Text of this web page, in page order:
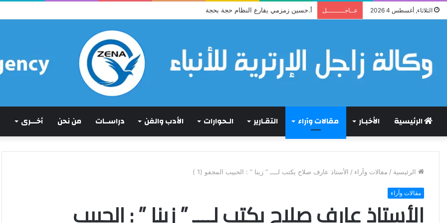
الثلاثاء, أغسطس 4 2026 عــاجـــــــــل أ.حسين زمزمي يقارع النظام حجة بحجة
الرئيسية الأخبـار مقالات وآراء التقـارير الـحوارات الأدب والفن دراســات من نحن أخـــرى
الرئيسية / مقالات وآراء / الأستاذ عارف صلاح يكتب لــــ ” زينا ” : الحبيب المجفو (1 )
مقالات وآراء
الأستاذ عارف صلاح يكتب لــــ ” زينا ” : الحبيب